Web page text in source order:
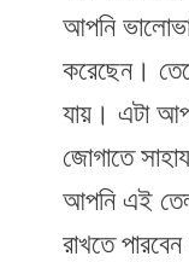
আপনি
করেছেন।
যায়। এটা
জোগাতে
আপনি এই তেল
রাখতে